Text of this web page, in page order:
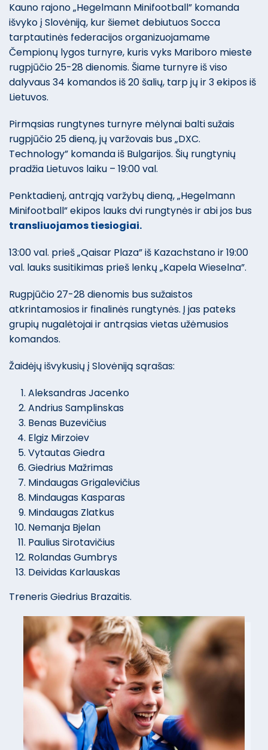
Kauno rajono „Hegelmann Minifootball” komanda
išvyko į Slovėniją, kur šiemet debiutuos Socca
tarptautinės federacijos organizuojamame
Čempionų lygos turnyre, kuris vyks Mariboro mieste
rugpjūčio 25-28 dienomis. Šiame turnyre iš viso
dalyvaus 34 komandos iš 20 šalių, tarp jų ir 3 ekipos iš
Lietuvos.
Pirmąsias rungtynes turnyre mėlynai balti sužais
rugpjūčio 25 dieną, jų varžovais bus „DXC.
Technology” komanda iš Bulgarijos. Šių rungtynių
pradžia Lietuvos laiku – 19:00 val.
Penktadienį, antrąją varžybų dieną, „Hegelmann
Minifootball” ekipos lauks dvi rungtynės ir abi jos bus
transliuojamos tiesiogiai.
13:00 val. prieš „Qaisar Plaza” iš Kazachstano ir 19:00
val. lauks susitikimas prieš lenkų „Kapela Wieselna”.
Rugpjūčio 27-28 dienomis bus sužaistos
atkrintamosios ir finalinės rungtynės. Į jas pateks
grupių nugalėtojai ir antrąsias vietas užėmusios
komandos.
Žaidėjų išvykusių į Slovėniją sąrašas:
Aleksandras Jacenko
Andrius Samplinskas
Benas Buzevičius
Elgiz Mirzoiev
Vytautas Giedra
Giedrius Mažrimas
Mindaugas Grigalevičius
Mindaugas Kasparas
Mindaugas Zlatkus
Nemanja Bjelan
Paulius Sirotavičius
Rolandas Gumbrys
Deividas Karlauskas
Treneris Giedrius Brazaitis.